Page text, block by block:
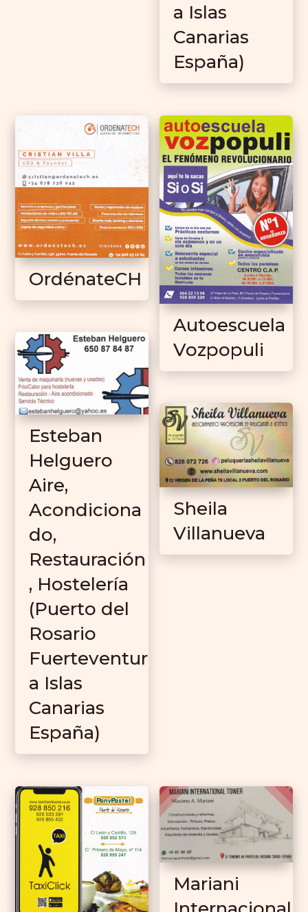
a Islas
Canarias
España)
OrdénateCH
Autoescuela
Vozpopuli
Esteban
Helguero
Aire,
Acondiciona
do,
Restauración
, Hostelería
(Puerto del
Rosario
Fuerteventur
a Islas
Canarias
España)
Sheila
Villanueva
Mariani